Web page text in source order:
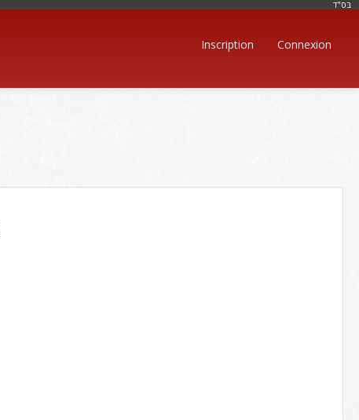
בּס"ד
Inscription Connexion